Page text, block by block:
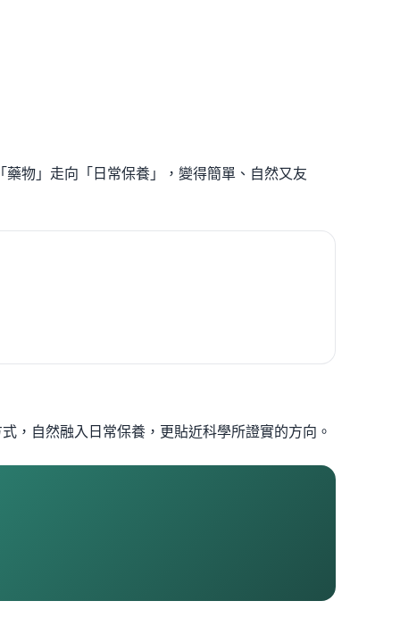
物」走向「日常保養」，變得簡單、自然又友
，自然融入日常保養，更貼近科學所證實的方向。